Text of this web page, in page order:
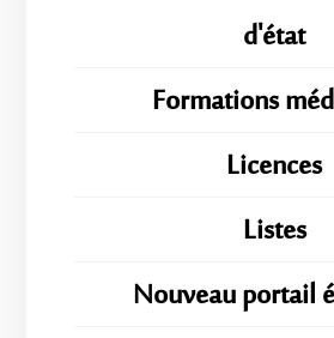
d'état
Formations
Licences
Listes
Nouveau portail